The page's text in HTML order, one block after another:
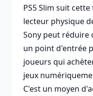
PS5 Slim suit
lecteur physique
Sony peut réduire
un point d'entrée
joueurs qui
jeux
C'est un moyen